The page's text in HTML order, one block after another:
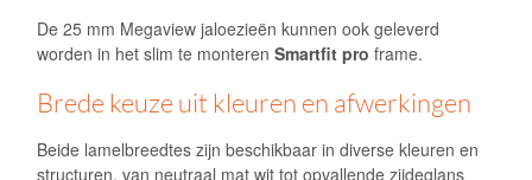
De 25 mm Megaview jaloezieën kunnen ook geleverd
worden in het slim te monteren Smartfit pro frame.
Brede keuze uit kleuren en afwerkingen
Beide lamelbreedtes zijn beschikbaar in diverse kleuren en
structuren, van neutraal mat wit tot opvallende zijdeglans